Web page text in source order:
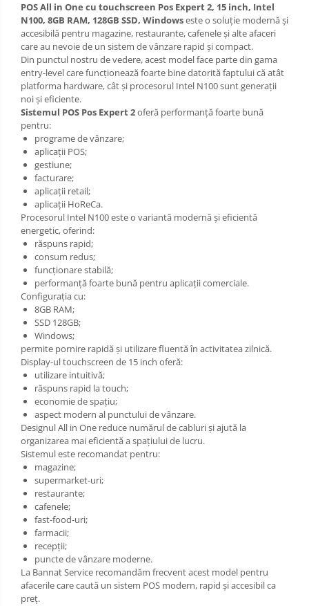
POS All in One cu touchscreen Pos Expert 2, 15 inch, Intel
N100, 8GB RAM, 128GB SSD, Windowseste o soluție modernă și
accesibilă pentru magazine, restaurante, cafenele și alte afaceri
care au nevoie de un sistem de vânzare rapid și compact.
Din punctul nostru de vedere, acest model face parte din gama
entry-level care funcționează foarte bine datorită faptului că atât
platforma hardware, cât și procesorul Intel N100 sunt generații
noi și eficiente.
Sistemul POS Pos Expert 2oferă performanță foarte bună
pentru:
programe de vânzare;
aplicații POS;
gestiune;
facturare;
aplicații retail;
aplicații HoReCa.
Procesorul Intel N100 este o variantă modernă și eficientă
energetic, oferind:
răspuns rapid;
consum redus;
funcționare stabilă;
performanță foarte bună pentru aplicații comerciale.
Configurația cu:
8GB RAM;
SSD 128GB;
Windows;
permite pornire rapidă și utilizare fluentă în activitatea zilnică.
Display-ul touchscreen de 15 inch oferă:
utilizare intuitivă;
răspuns rapid la touch;
economie de spațiu;
aspect modern al punctului de vânzare.
Designul All in One reduce numărul de cabluri și ajută la
organizarea mai eficientă a spațiului de lucru.
Sistemul este recomandat pentru:
magazine;
supermarket-uri;
restaurante;
cafenele;
fast-food-uri;
farmacii;
recepții;
puncte de vânzare moderne.
La Bannat Service recomandăm frecvent acest model pentru
afacerile care caută un sistem POS modern, rapid și accesibil ca
preț.